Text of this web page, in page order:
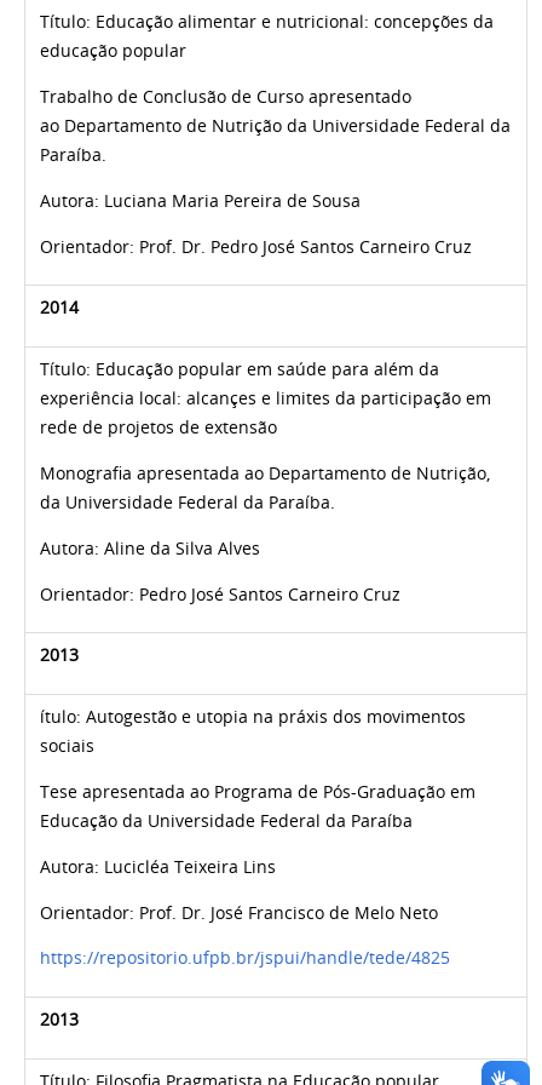
Título: Educação alimentar e nutricional: concepções da
educação popular
Trabalho de Conclusão de Curso apresentado
ao Departamento de Nutrição da Universidade Federal da
Paraíba.
Autora: Luciana Maria Pereira de Sousa
Orientador: Prof. Dr. Pedro José Santos Carneiro Cruz
2014
Título: Educação popular em saúde para além da
experiência local: alcançes e limites da participação em
rede de projetos de extensão
Monografia apresentada ao Departamento de Nutrição,
da Universidade Federal da Paraíba.
Autora:Aline da Silva Alves
Orientador: Pedro José Santos Carneiro Cruz
2013
ítulo: Autogestão e utopia na práxis dos movimentos
sociais
Tese apresentada ao Programa de Pós-Graduação em
Educação da Universidade Federal da Paraíba
Autora: Lucicléa Teixeira Lins
Orientador: Prof. Dr. José Francisco de Melo Neto
https://repositorio.ufpb.br/jspui/handle/tede/4825
2013